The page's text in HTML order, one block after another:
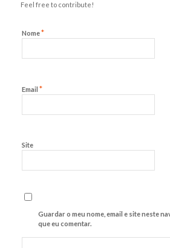
Feel free to contribute!
Nome*
Email *
Site
Guardar o meu nome, email e site neste
que eu comentar.